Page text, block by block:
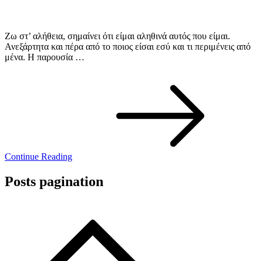
Ζω στ’ αλήθεια, σημαίνει ότι είμαι αληθινά αυτός που είμαι.
Ανεξάρτητα και πέρα από το ποιος είσαι εσύ και τι περιμένεις από
μένα. Η παρουσία …
Continue Reading
Posts pagination